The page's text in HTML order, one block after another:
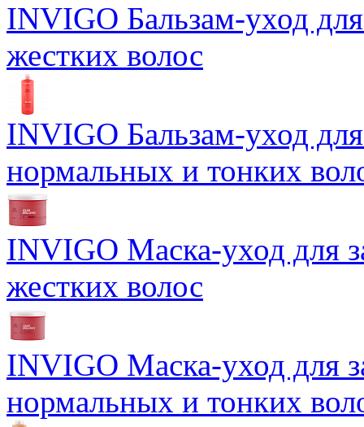
INVIGO Бальзам-уход
жестких волос
INVIGO Бальзам-уход
нормальных и тонких
INVIGO Маска-уход для
жестких волос
INVIGO Маска-уход для
нормальных и тонких